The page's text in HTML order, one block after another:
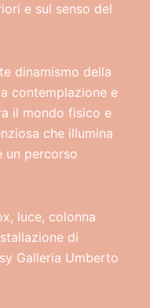
e sul senso del
dinamismo della
contemplazione e
il mondo fisico e
che illumina
un percorso
luce, colonna
di
Galleria Umberto